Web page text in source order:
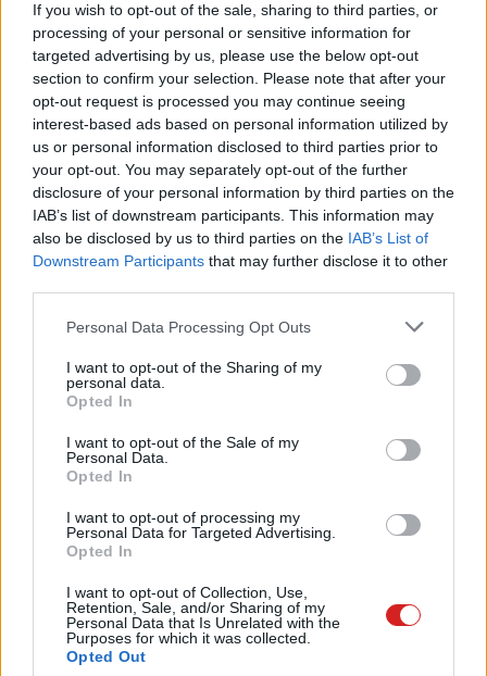
If you wish to opt-out of the sale, sharing to third parties, or
processing of your personal or sensitive information for
targeted advertising by us, please use the below opt-out
section to confirm your selection. Please note that after your
opt-out request is processed you may continue seeing
interest-based ads based on personal information utilized by
us or personal information disclosed to third parties prior to
your opt-out. You may separately opt-out of the further
disclosure of your personal information by third parties on the
IAB’s list of downstream participants. This information may
also be disclosed by us to third parties on the IAB’s List of
Downstream Participants that may further disclose it to other
Please note that this website/app uses one or more Google
not limited to your visit or usage behaviour. You may click to
grant or deny consent to Google and its third-party tags to
use your data for below specified purposes in below Google
consent section.
Personal Data Processing Opt Outs
I want to opt-out of the Sharing of my
personal data.
Opted In
I want to opt-out of the Sale of my
Personal Data.
Opted In
I want to opt-out of processing my
Personal Data for Targeted Advertising.
Opted In
I want to opt-out of Collection, Use,
Retention, Sale, and/or Sharing of my
Personal Data that Is Unrelated with the
Purposes for which it was collected.
Opted Out
tesztelnek Európában
PCW.lite
Színes kijelzőt kapott az Asus új
csúcskontrollere
Jöhet egy ingyenes Disney+
csomag? Mennyi esély van erre
Magyarországon?
kepernyoido.hu| 2026.07.12 08:39
Frame megjelenése
PCW.lite| 2026.07.11 21:43
kaphat a Windows 11 tálcáján a
kereső
Egy kamu Steam oldal készült,
csak hogy átélhesd a korlátlan